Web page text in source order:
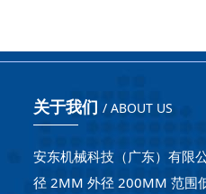
关于我们 / ABOUT US
安东机械科技（广东）有限
径 2MM 外径 200MM 范围